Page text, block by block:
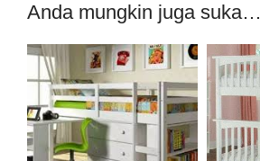
Anda mungkin juga suka…